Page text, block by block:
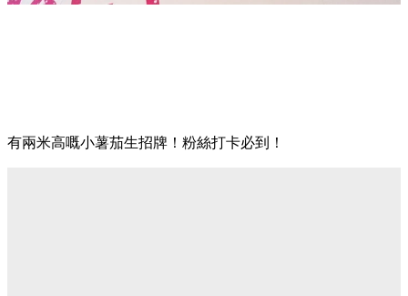
有兩米高嘅小薯茄生招牌！粉絲打卡必到！